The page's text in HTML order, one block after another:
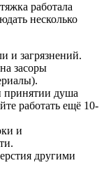
работала
несколько
и загрязнений.
засоры
принятии душа
работать ещё 10-
и
другими